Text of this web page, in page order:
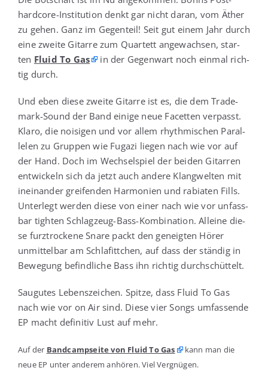
hard­core-Insti­tu­ti­on denkt gar nicht dar­an, vom Äther
zu gehen. Ganz im Gegen­teil! Seit gut einem Jahr durch
eine zwei­te Gitar­re zum Quar­tett ange­wach­sen, star­
ten Flu­id To Gas
in der Gegen­wart noch ein­mal rich­
tig durch.
Und eben die­se zwei­te Gitar­re ist es, die dem Trade­
mark-Sound der Band eini­ge neue Facet­ten ver­passt.
Kla­ro, die noi­si­gen und vor allem rhyth­mi­schen Par­al­
le­len zu Grup­pen wie Fuga­zi lie­gen nach wie vor auf
der Hand. Doch im Wech­sel­spiel der bei­den Gitar­ren
ent­wi­ckeln sich da jetzt auch ande­re Klang­wel­ten mit
inein­an­der grei­fen­den Har­mo­nien und rabia­ten Fills.
Unter­legt wer­den die­se von einer nach wie vor unfass­
bar tigh­ten Schlag­zeug-Bass-Kom­bi­na­ti­on. Allei­ne die­
se furz­tro­cke­ne Sna­re packt den geneig­ten Hörer
unmit­tel­bar am Schla­fitt­chen, auf dass der stän­dig in
Bewe­gung befind­li­che Bass ihn rich­tig durchschüttelt.
Sau­gu­tes Lebens­zei­chen. Spit­ze, dass Flu­id To Gas
nach wie vor on Air sind. Die­se vier Songs umfas­sen­de
EP macht defi­ni­tiv Lust auf mehr.
Auf der Band­camp­sei­te von Flu­id To Gas
kann man die
neue EP unter ande­rem anhö­ren. Viel Vergnügen.